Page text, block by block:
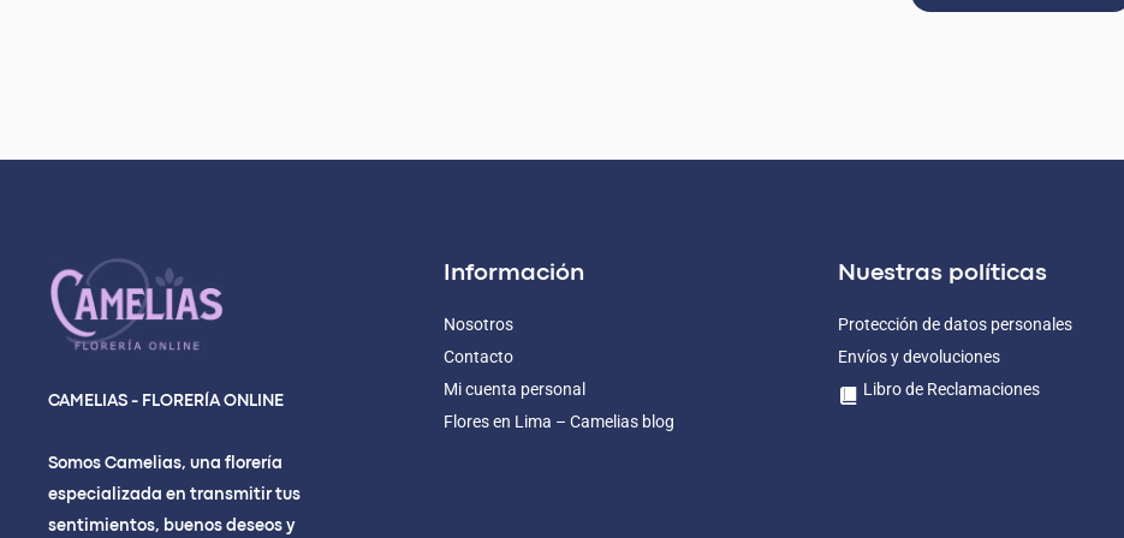
CAMELIAS - FLORERÍA ONLINE
Somos Camelias, una florería
especializada en transmitir tus
sentimientos, buenos deseos y
Información
Nosotros
Contacto
Mi cuenta personal
Flores en Lima – Camelias blog
Nuestras políticas
Protección de datos personales
Envíos y devoluciones
Libro de Reclamaciones